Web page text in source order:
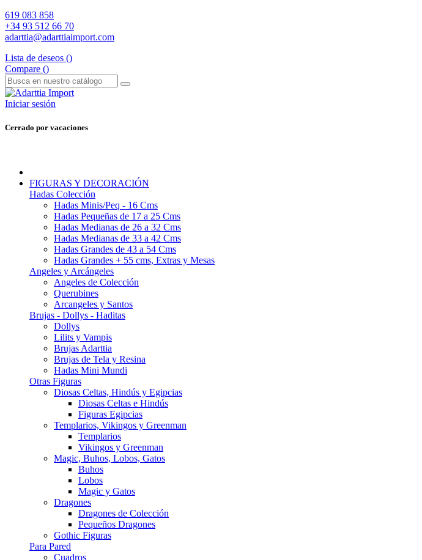
619 083 858
+34 93 512 66 70
adarttia@adarttiaimport.com
Lista de deseos ()
Compare ()
Iniciar sesión
Cerrado por vacaciones
FIGURAS Y DECORACIÓN
Hadas Colección
Hadas Minis/Peq - 16 Cms
Hadas Pequeñas de 17 a 25 Cms
Hadas Medianas de 26 a 32 Cms
Hadas Medianas de 33 a 42 Cms
Hadas Grandes de 43 a 54 Cms
Hadas Grandes + 55 cms, Extras y Mesas
Angeles y Arcángeles
Angeles de Colección
Querubines
Arcangeles y Santos
Brujas - Dollys - Haditas
Dollys
Lilits y Vampis
Brujas Adarttia
Brujas de Tela y Resina
Hadas Mini Mundi
Otras Figuras
Diosas Celtas, Hindús y Egipcias
Diosas Celtas e Hindús
Figuras Egipcias
Templarios, Vikingos y Greenman
Templarios
Vikingos y Greenman
Magic, Buhos, Lobos, Gatos
Buhos
Lobos
Magic y Gatos
Dragones
Dragones de Colección
Pequeños Dragones
Gothic Figuras
Para Pared
Cuadros